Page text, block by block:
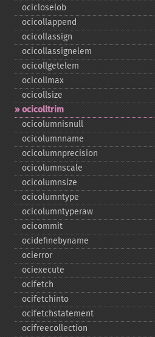
ocicloselob
ocicollappend
ocicollassign
ocicollassignelem
ocicollgetelem
ocicollmax
ocicollsize
ocicolltrim
ocicolumnisnull
ocicolumnname
ocicolumnprecision
ocicolumnscale
ocicolumnsize
ocicolumntype
ocicolumntyperaw
ocicommit
ocidefinebyname
ocierror
ociexecute
ocifetch
ocifetchinto
ocifetchstatement
ocifreecollection